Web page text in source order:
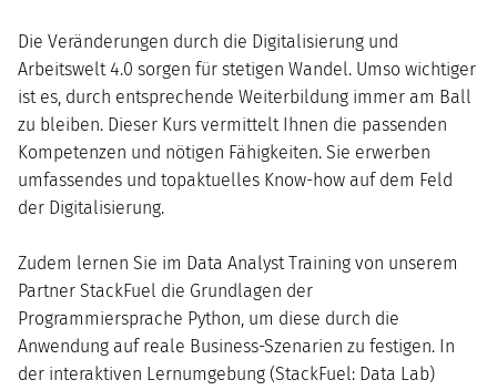
Die Veränderungen durch die Digitalisierung und
Arbeitswelt 4.0 sorgen für stetigen Wandel. Umso wichtiger
ist es, durch entsprechende Weiterbildung immer am Ball
zu bleiben. Dieser Kurs vermittelt Ihnen die passenden
Kompetenzen und nötigen Fähigkeiten. Sie erwerben
umfassendes und topaktuelles Know-how auf dem Feld
der Digitalisierung.
Zudem lernen Sie im Data Analyst Training von unserem
Partner StackFuel die Grundlagen der
Programmiersprache Python, um diese durch die
Anwendung auf reale Business-Szenarien zu festigen. In
der interaktiven Lernumgebung (StackFuel: Data Lab)